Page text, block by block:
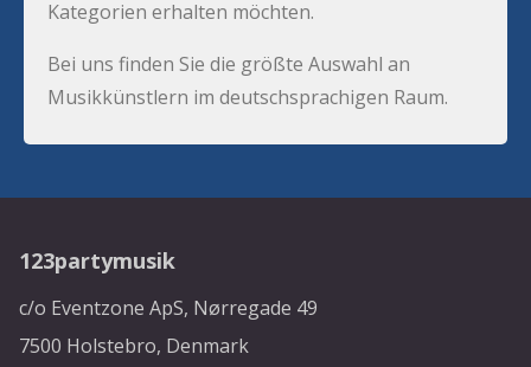
Kategorien erhalten möchten.
Bei uns finden Sie die größte Auswahl an
Musikkünstlern im deutschsprachigen Raum.
123partymusik
c/o Eventzone ApS, Nørregade 49
7500 Holstebro, Denmark